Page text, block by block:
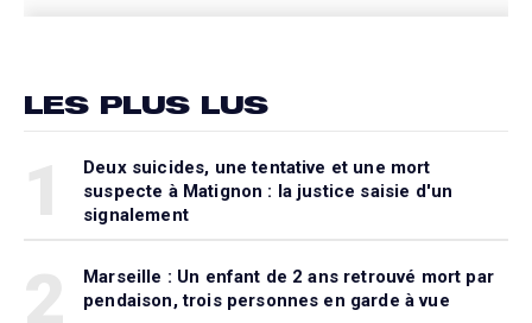
LES PLUS LUS
Deux suicides, une tentative et une mort
suspecte à Matignon : la justice saisie d'un
signalement
Marseille : Un enfant de 2 ans retrouvé mort par
pendaison, trois personnes en garde à vue